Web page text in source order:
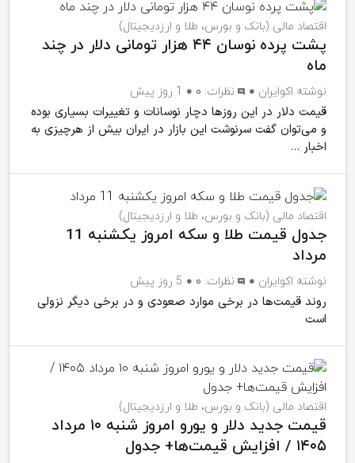
اقتصاد مالی (بانک و بورس، طلا و ارزدیجیتال)
پشت پرده نوسان ۴۴ هزار تومانی دلار در چند
ماه
نوشته اکوایران نظرات: ۰ 1 روز پیش
قیمت دلار در این روزها دچار نوسانات و تغییرات بسیاری بوده
و می‌توان گفت سرنوشت این بازار در ایران بیش از هرچیزی به
اخبار ...
اقتصاد مالی (بانک و بورس، طلا و ارزدیجیتال)
جدول قیمت طلا و سکه امروز یکشنبه 11
مرداد
نوشته اکوایران نظرات: ۰ 5 روز پیش
روند قیمت‌ها در برخی موارد صعودی و در برخی دیگر نزولی
است
اقتصاد مالی (بانک و بورس، طلا و ارزدیجیتال)
قیمت جدید دلار و یورو امروز شنبه ۱۰ مرداد
۱۴۰۵ / افزایش قیمت‌ها+ جدول